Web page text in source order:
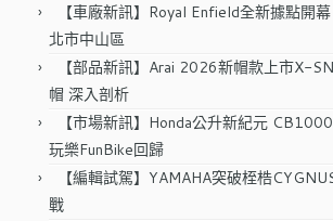
【車廠新訊】Royal Enfield全新據點開
北市中山區
【部品新訊】Arai 2026新帽款上市X-
帽 深入剖析
【市場新訊】Honda公升新紀元
玩樂FunBike回歸
【編輯試駕】YAMAHA突破桎梏
戰